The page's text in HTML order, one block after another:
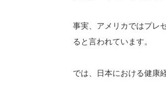
事実、アメリカではプレ
ると言われています。
では、日本における健康